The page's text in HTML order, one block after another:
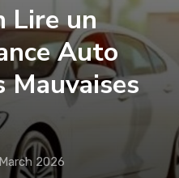
Lire un
Auto
2026